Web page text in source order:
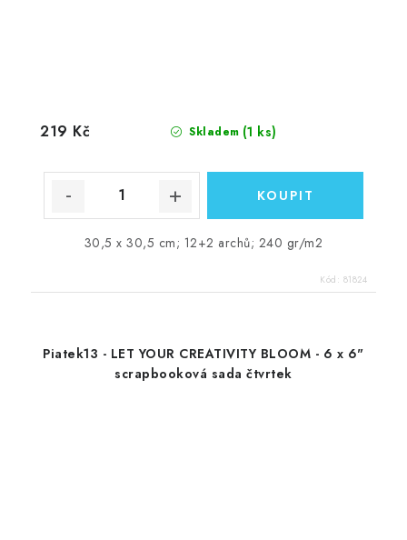
Skladem (1 ks)
219 Kč
30,5 x 30,5 cm; 12+2 archů; 240 gr/m2
Kód: 81824
Piatek13 - LET YOUR CREATIVITY BLOOM - 6 x 6"
scrapbooková sada čtvrtek